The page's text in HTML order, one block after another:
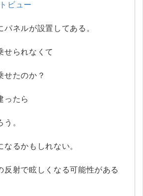
ビュー
ネルが設置してある。
せられなくて
せたのか？
ったら
。
なるかもしれない。
反射で眩しくなる可能性がある